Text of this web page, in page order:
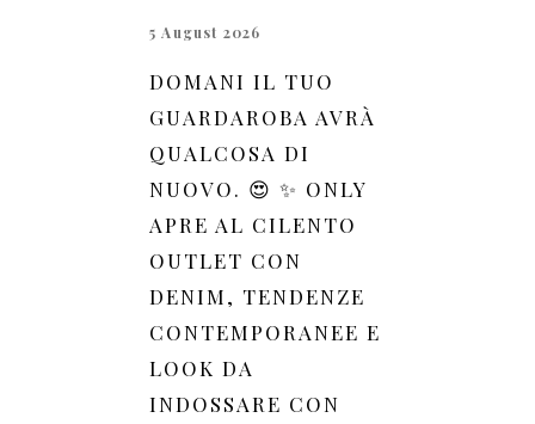
5 August 2026
DOMANI IL TUO
GUARDAROBA AVRÀ
QUALCOSA DI
NUOVO. 😍 ✨ ONLY
APRE AL CILENTO
OUTLET CON
DENIM, TENDENZE
CONTEMPORANEE E
LOOK DA
INDOSSARE CON